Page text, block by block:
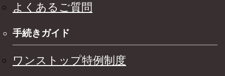
よくあるご質問
手続きガイド
ワンストップ特例制度